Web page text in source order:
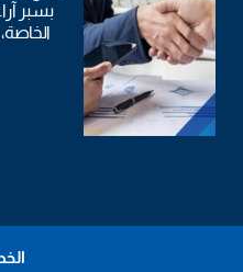
بسبر